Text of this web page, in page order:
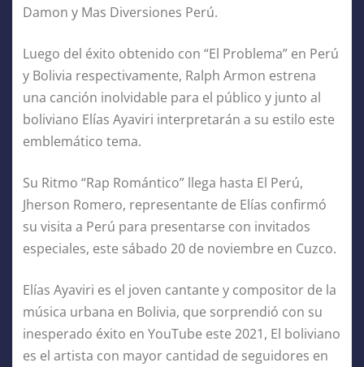
Damon y Mas Diversiones Perú.
Luego del éxito obtenido con “El Problema” en Perú
y Bolivia respectivamente, Ralph Armon estrena
una canción inolvidable para el público y junto al
boliviano Elías Ayaviri interpretarán a su estilo este
emblemático tema.
Su Ritmo “Rap Romántico” llega hasta El Perú,
Jherson Romero, representante de Elías confirmó
su visita a Perú para presentarse con invitados
especiales, este sábado 20 de noviembre en Cuzco.
Elías Ayaviri es el joven cantante y compositor de la
música urbana en Bolivia, que sorprendió con su
inesperado éxito en YouTube este 2021, El boliviano
es el artista con mayor cantidad de seguidores en